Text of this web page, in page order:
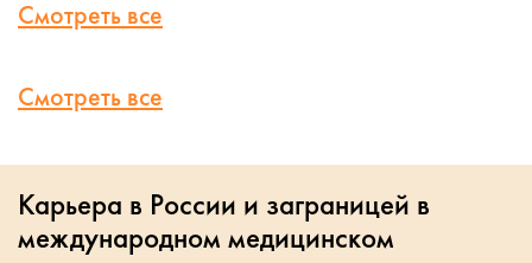
Смотреть все
Смотреть все
Карьера в России и заграницей в
международном медицинском